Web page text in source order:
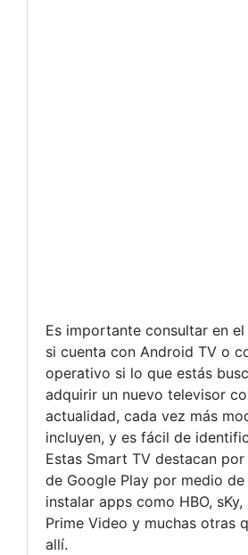
Es importante consultar en
si cuenta con Android TV o
operativo si lo que estás
adquirir un nuevo televisor
actualidad, cada vez más
incluyen, y es fácil de
Estas Smart TV destacan
de Google Play por medio
instalar apps como HBO,
Prime Video y muchas otras
allí.